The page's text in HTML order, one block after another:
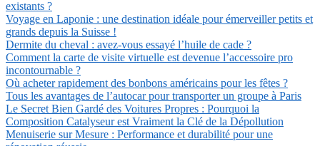
existants ?
Voyage en Laponie : une destination idéale pour émerveiller petits et
grands depuis la Suisse !
Dermite du cheval : avez-vous essayé l’huile de cade ?
Comment la carte de visite virtuelle est devenue l’accessoire pro
incontournable ?
Où acheter rapidement des bonbons américains pour les fêtes ?
Tous les avantages de l’autocar pour transporter un groupe à Paris
Le Secret Bien Gardé des Voitures Propres : Pourquoi la
Composition Catalyseur est Vraiment la Clé de la Dépollution
Menuiserie sur Mesure : Performance et durabilité pour une